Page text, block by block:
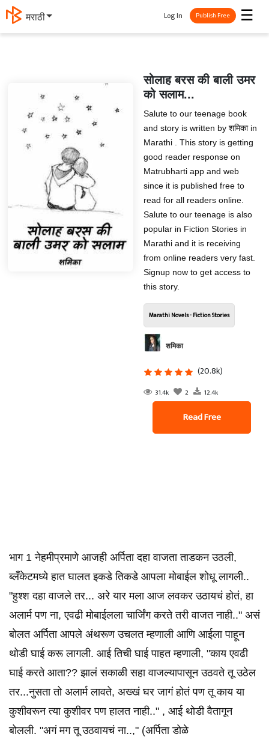
मराठी ☰
Log In Publish Free
सोलाह बरस की बाली उमर
को सलाम...
Salute to our teenage book
and story is written by शमिका in
Marathi . This story is getting
good reader response on
Matrubharti app and web
since it is published free to
read for all readers online.
Salute to our teenage is also
popular in Fiction Stories in
Marathi and it is receiving
from online readers very fast.
Signup now to get access to
this story.
Marathi Novels - Fiction Stories
शमिका
(20.8k)
31.4k 2 12.4k
Read Free
भाग 1 नेहमीप्रमाणे आजही अर्पिता दहा वाजता ताडकन उठली,
ब्लँकेटमध्ये हात घालत इकडे तिकडे आपला मोबाईल शोधू लागली..
"हुश्श दहा वाजले तर... अरे यार मला आज लवकर उठायचं होतं, हा
अलार्म पण ना, एवढी मोबाईलला चार्जिंग करते तरी वाजत नाही.." असं
बोलत अर्पिता आपले अंथरूण उचलत म्हणाली आणि आईला पाहून
थोडी घाई करू लागली. आई तिची घाई पाहत म्हणाली, "काय एवढी
घाई करते आता?? झालं सकाळी सहा वाजल्यापासून उठवते तू उठेल
तर...नुसता तो अलार्म लावते, अख्खं घर जागं होतं पण तू काय या
कुशीवरून त्या कुशीवर पण हालत नाही.." , आई थोडी वैतागून
बोलली. "अगं मग तू उठवायचं ना..," (अर्पिता डोळे